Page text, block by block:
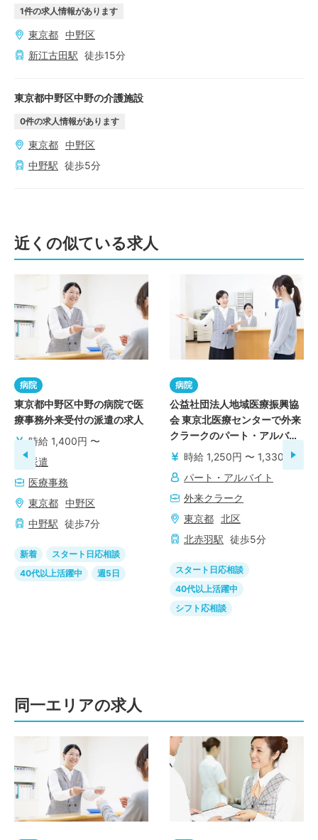
1件の求人情報があります
東京都 中野区
新江古田駅 徒歩15分
東京都中野区中野の介護施設
0件の求人情報があります
東京都 中野区
中野駅 徒歩5分
近くの似ている求人
病院
東京都中野区中野の病院で医
療事務外来受付の派遣の求人
時給 1,400円 〜
派遣
医療事務
東京都 中野区
中野駅 徒歩7分
新着
スタート日応相談
40代以上活躍中
週5日
病院
公益社団法人地域医療振興協
会 東京北医療センターで外来
クラークのパート・アルバイ
トの求人
時給 1,250円 〜 1,330円
パート・アルバイト
外来クラーク
東京都 北区
北赤羽駅 徒歩5分
スタート日応相談
40代以上活躍中
シフト応相談
同一エリアの求人